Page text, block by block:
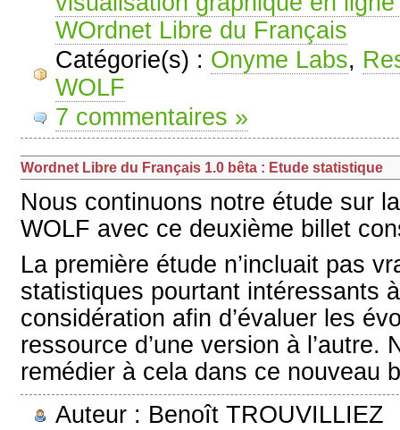
WOrdnet Libre du Français
Catégorie(s) : Onyme Labs,
WOLF
7 commentaires »
Wordnet Libre du Français 1.0 bêta : Etude statistique
Nous continuons notre étude sur
WOLF avec ce deuxième billet
La première étude n’incluait pas
statistiques pourtant intéressants
considération afin d’évaluer les
ressource d’une version à l’autre.
remédier à cela dans ce nouveau
Auteur : Benoît TROUVILLIEZ